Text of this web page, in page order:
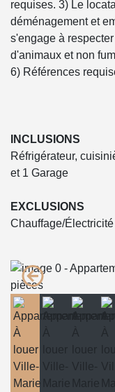
requises. 3) Le
déménagement et
s'engage à
d'animaux et non
6) Références
INCLUSIONS
Réfrigérateur,
et 1 Garage
EXCLUSIONS
Chauffage/Électricité